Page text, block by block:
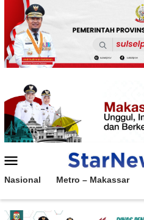
Loncat
konten
Mobile
Nasional Metro – Makassar